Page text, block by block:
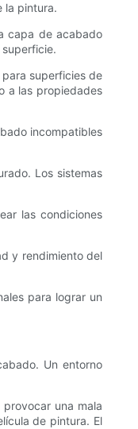
la pintura.
capa de acabado
superficies de
a las propiedades
incompatibles
Los sistemas
las condiciones
y rendimiento del
para lograr un
Un entorno
una mala
de pintura. El